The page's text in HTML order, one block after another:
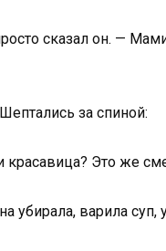
сказал он. —
за спиной:
красавица? Это же
убирала, варила суп,